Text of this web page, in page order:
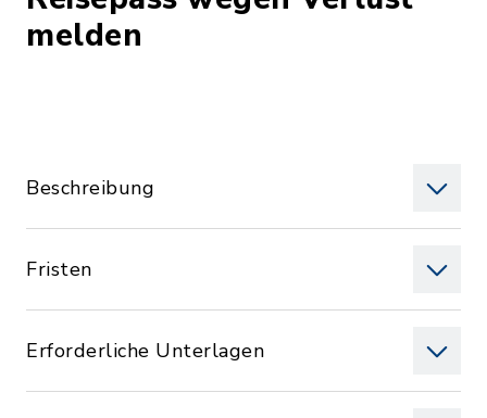
melden
Beschreibung
Fristen
Erforderliche Unterlagen